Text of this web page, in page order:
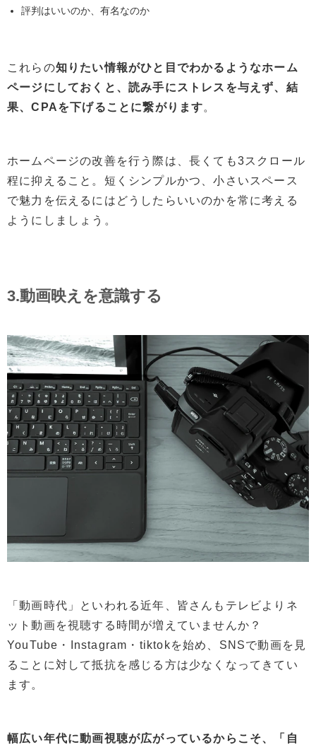
評判はいいのか、有名なのか
これらの知りたい情報がひと目でわかるようなホーム
ページにしておくと、読み手にストレスを与えず、結
果、CPAを下げることに繋がります。
ホームページの改善を行う際は、長くても3スクロール
程に抑えること。短くシンプルかつ、小さいスペース
で魅力を伝えるにはどうしたらいいのかを常に考える
ようにしましょう。
3.動画映えを意識する
「動画時代」といわれる近年、皆さんもテレビよりネ
ット動画を視聴する時間が増えていませんか？
YouTube・Instagram・tiktokを始め、SNSで動画を見
ることに対して抵抗を感じる方は少なくなってきてい
ます。
幅広い年代に動画視聴が広がっているからこそ、「自